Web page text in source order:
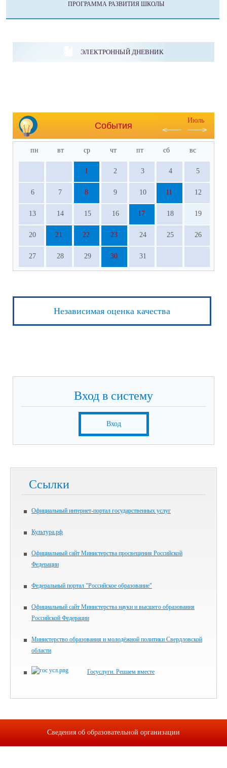
ПРОГРАММА РАЗВИТИЯ ШКОЛЫ
ЭЛЕКТРОННЫЙ ДНЕВНИК
События
Июль
пн вт ср чт пт сб вс
1 2 3 4 5
6 7 8 9 10 11 12
13 14 15 16 17 18 19
20 21 22 23 24 25 26
27 28 29 30 31
Независимая оценка качества
Вход в систему
Вход
Ссылки
Официальный интернет-портал государственных услуг
Культура.рф
Официальный сайт Министерства просвещения Российской
Федерации
Федеральный портал "Российское образование"
Официальный сайт Министерства науки и высшего образования
Российской Федерации
Министерство образования и молодёжной политики Свердловской
области
Госуслуги. Решаем вместе
Сведения об образовательной организации